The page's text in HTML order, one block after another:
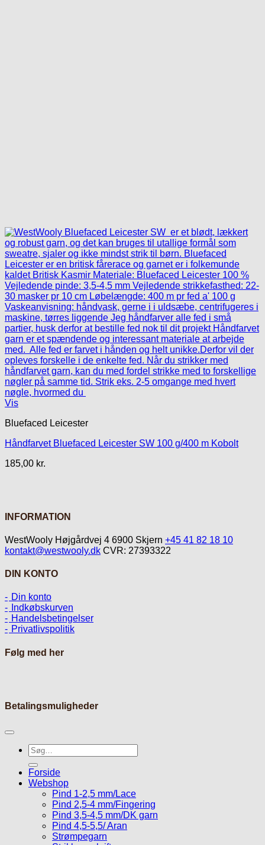
Vis
Bluefaced Leicester
Håndfarvet Bluefaced Leicester SW 100 g/400 m Kobolt
185,00 kr.
INFORMATION
WestWooly Højgårdvej 4 6900 Skjern +45 41 82 18 10
kontakt@westwooly.dk CVR: 27393322
DIN KONTO
Din konto
Indkøbskurven
Handelsbetingelser
Privatlivspolitik
Følg med her
Betalingsmuligheder
Søg
efter:
Forside
Webshop
Pind 1-2,5 mm/Lace
Pind 2,5-4 mm/Fingering
Pind 3,5-4,5 mm/DK garn
Pind 4,5-5,5/ Aran
Strømpegarn